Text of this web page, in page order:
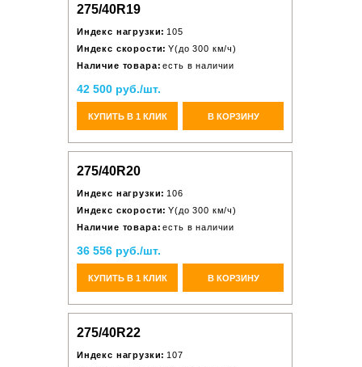
275/40R19
Индекс нагрузки: 105
Индекс скорости: Y(до 300 км/ч)
Наличие товара: есть в наличии
42 500 руб./шт.
КУПИТЬ В 1 КЛИК В КОРЗИНУ
275/40R20
Индекс нагрузки: 106
Индекс скорости: Y(до 300 км/ч)
Наличие товара: есть в наличии
36 556 руб./шт.
КУПИТЬ В 1 КЛИК В КОРЗИНУ
275/40R22
Индекс нагрузки: 107